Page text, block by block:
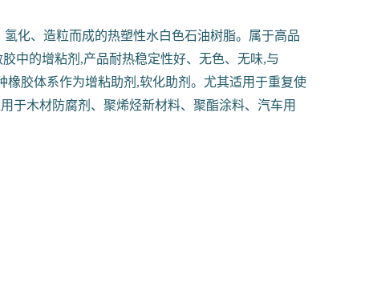
化、造粒而成的热塑性水白色石油树脂。属于高品
中的增粘剂,产品耐热稳定性好、无色、无味,与
橡胶体系作为增粘助剂,软化助剂。尤其适用于重复使
于木材防腐剂、聚烯烃新材料、聚酯涂料、汽车用